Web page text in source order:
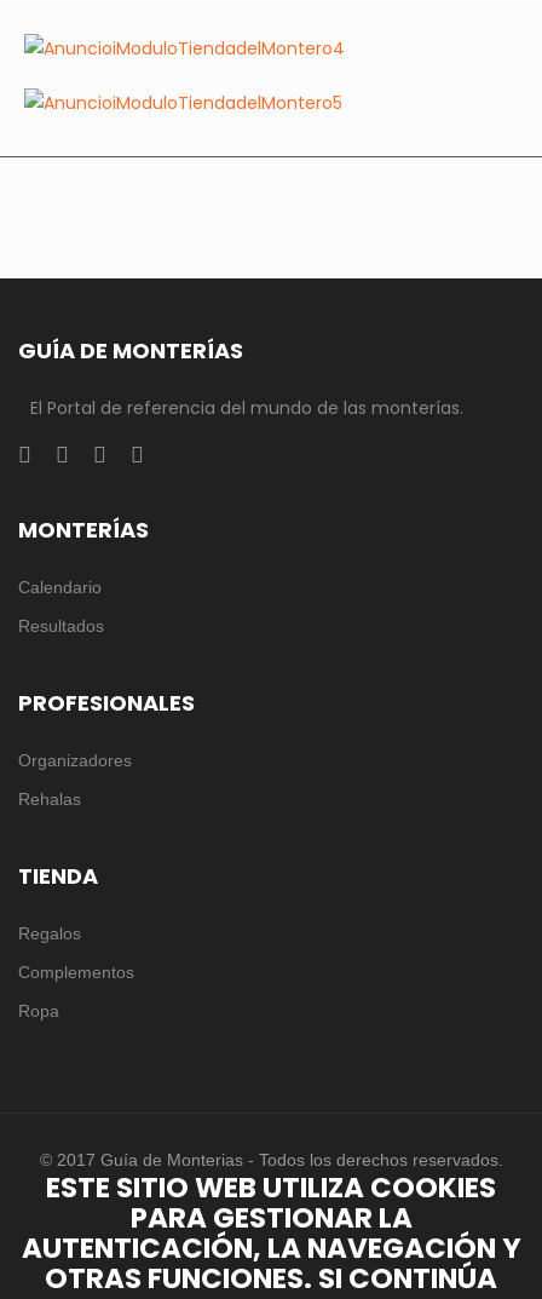
GUÍA DE MONTERÍAS
El Portal de referencia del mundo de las monterías.
MONTERÍAS
Calendario
Resultados
PROFESIONALES
Organizadores
Rehalas
TIENDA
Regalos
Complementos
Ropa
© 2017 Guía de Monterias - Todos los derechos reservados.
ESTE SITIO WEB UTILIZA COOKIES
PARA GESTIONAR LA
AUTENTICACIÓN, LA NAVEGACIÓN Y
OTRAS FUNCIONES. SI CONTINÚA